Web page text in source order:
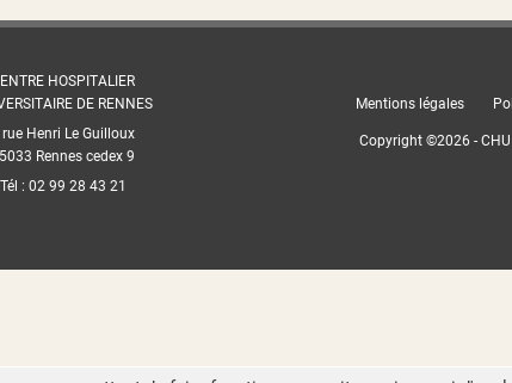
HOSPITALIER
DE RENNES
Henri Le Guilloux
Rennes cedex 9
Tél : 02 99 28 43 21
Mentions légales
Copyright ©2026 -